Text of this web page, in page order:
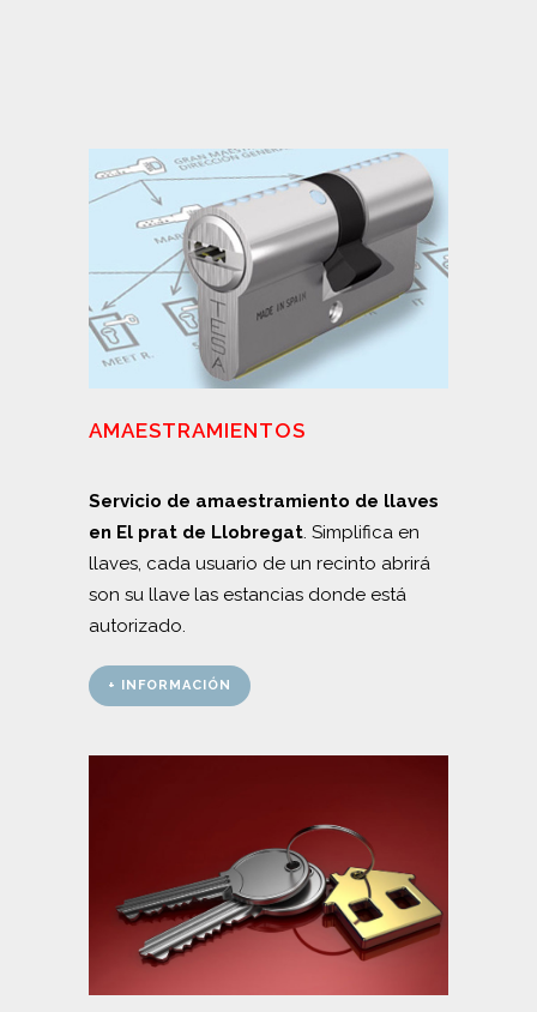
AMAESTRAMIENTOS
Servicio de amaestramiento de llaves
en El prat de Llobregat. Simplifica en
llaves, cada usuario de un recinto abrirá
son su llave las estancias donde está
autorizado.
+ INFORMACIÓN